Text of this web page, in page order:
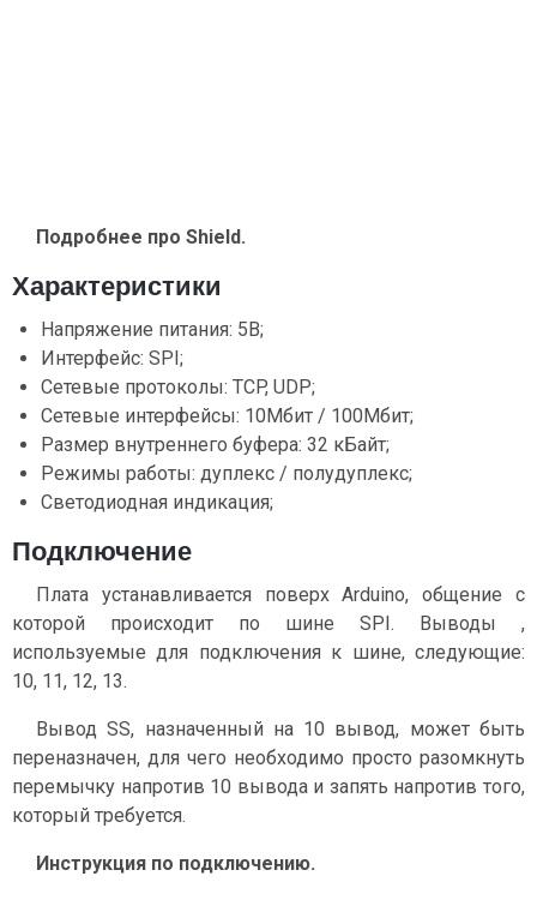
Подробнее про Shield.
Характеристики
Напряжение питания: 5В;
Интерфейс: SPI;
Сетевые протоколы: TCP, UDP;
Сетевые интерфейсы: 10Мбит / 100Мбит;
Размер внутреннего буфера: 32 кБайт;
Режимы работы: дуплекс / полудуплекс;
Светодиодная индикация;
Подключение
Плата устанавливается поверх Arduino, общение с
которой происходит по шине SPI. Выводы ,
используемые для подключения к шине, следующие:
10, 11, 12, 13.
Вывод SS, назначенный на 10 вывод, может быть
переназначен, для чего необходимо просто разомкнуть
перемычку напротив 10 вывода и запять напротив того,
который требуется.
Инструкция по подключению.